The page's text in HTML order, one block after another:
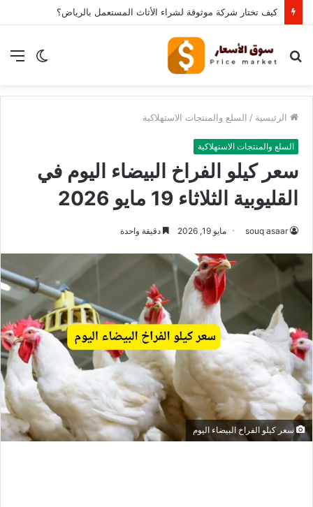
كيف تختار شركة موثوقة لشراء الأثاث المستعمل بالرياض؟
الوضع
بحث
الرئيسية / السلع والمنتجات الاستهلاكية
السلع والمنتجات الاستهلاكية
سعر كيلو الفراخ البيضاء اليوم في
القليوبية الثلاثاء 19 مايو 2026
souq asaar مايو 19, 2026 دقيقة واحدة
سعر كيلو الفراخ البيضاء اليوم